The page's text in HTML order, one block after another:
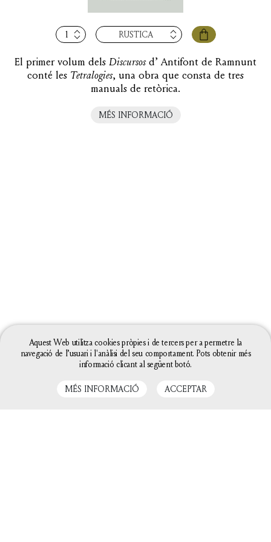
quantitat
de
Discursos,
vol.
RÚSTICA
El primer volum dels Discursosd’ Antifont de Ramnunt
conté les Tetralogies, una obra que consta de tres
manuals de retòrica.
MÉS INFORMACIÓ
Aquest Web utilitza cookies pròpies i de tercers per a permetre la
navegació de l’usuari i l'anàlisi del seu comportament. Pots obtenir més
informació clicant al següent botó.
MÉS INFORMACIÓ ACCEPTAR